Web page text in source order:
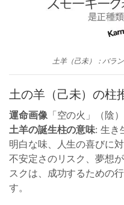
土羊（己未）：バラ
土の羊（己未）の柱
運命画像「空の火」（陰）
土羊の誕生柱の意味: 生き
明白な味、人生の喜びに
不安定さのリスク、夢想
スクは、成功するための
す。